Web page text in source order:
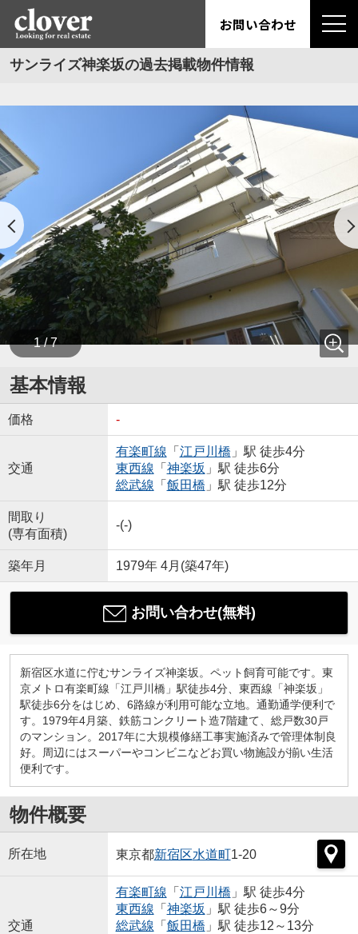
お問い合わせ
サンライズ神楽坂の過去掲載物件情報
1 / 7
基本情報
価格 -
交通
有楽町線 「 江戸川橋 」駅 徒歩4分
東西線 「 神楽坂 」駅 徒歩6分
総武線 「 飯田橋 」駅 徒歩12分
間取り
(専有面積)
-(-)
築年月 1979年 4月(築47年)
お問い合わせ(無料)
新宿区水道に佇むサンライズ神楽坂。ペット飼育可能です。東
京メトロ有楽町線「江戸川橋」駅徒歩4分、東西線「神楽坂」
駅徒歩6分をはじめ、6路線が利用可能な立地。通勤通学便利で
す。1979年4月築、鉄筋コンクリート造7階建て、総戸数30戸
のマンション。2017年に大規模修繕工事実施済みで管理体制良
好。周辺にはスーパーやコンビニなどお買い物施設が揃い生活
便利です。
物件概要
所在地 東京都新宿区水道町1-20
交通
有楽町線 「 江戸川橋 」駅 徒歩4分
東西線 「 神楽坂 」駅 徒歩6～9分
総武線 「 飯田橋 」駅 徒歩12～13分